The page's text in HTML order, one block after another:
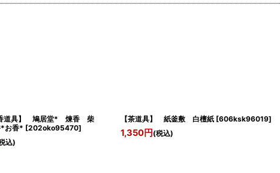
香道具】 鳩居堂* 煉香 柴
香* [202oko95470]
込)
【茶道具】 紙釜敷 白檀紙 [606ksk96019]
1,350円 (税込)